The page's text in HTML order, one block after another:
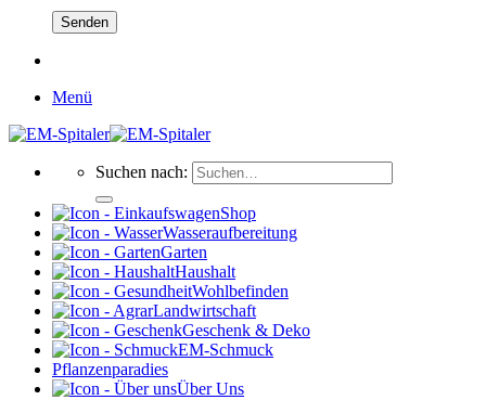
Menü
Suchen nach:
Shop
Wasseraufbereitung
Garten
Haushalt
Wohlbefinden
Landwirtschaft
Geschenk & Deko
EM-Schmuck
Pflanzenparadies
Über Uns